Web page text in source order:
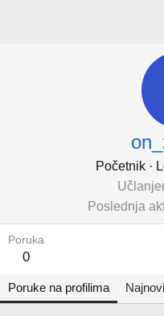
Početnik ·
Poslednja
Poruka
0
Poruke na profilima